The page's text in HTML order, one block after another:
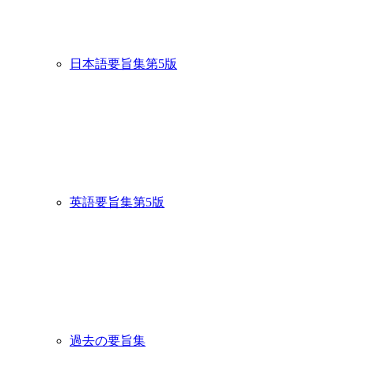
日本語要旨集第5版
英語要旨集第5版
過去の要旨集